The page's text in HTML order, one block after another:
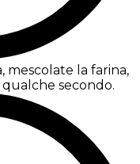
mescolate la farina,
secondo.